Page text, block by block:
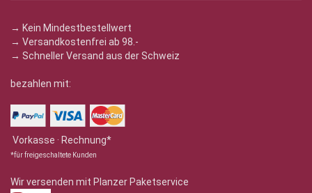
→ Kein Mindestbestellwert
→ Versandkostenfrei ab 98.-
→ Schneller Versand aus der Schweiz
bezahlen mit:
Vorkasse · Rechnung*
*für freigeschaltete Kunden
Wir versenden mit Planzer Paketservice